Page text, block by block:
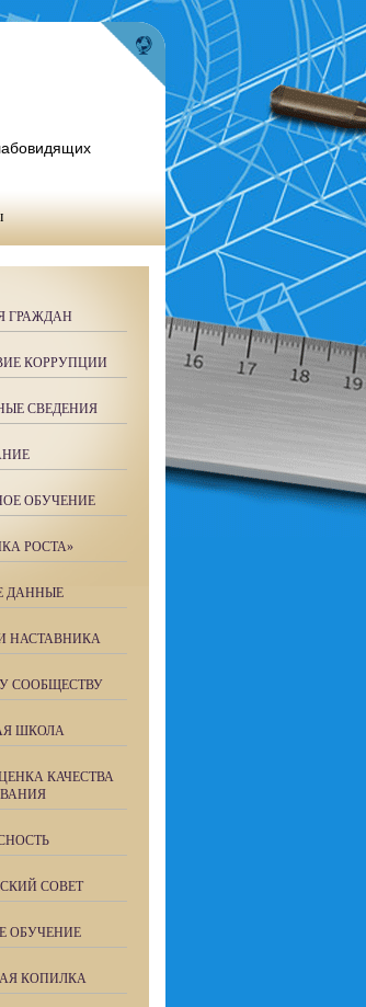
ГРАЖДАН
КОРРУПЦИИ
СВЕДЕНИЯ
ОБУЧЕНИЕ
РОСТА»
ДАННЫЕ
НАСТАВНИКА
СООБЩЕСТВУ
ШКОЛА
КАЧЕСТВА
СОВЕТ
ОБУЧЕНИЕ
КОПИЛКА